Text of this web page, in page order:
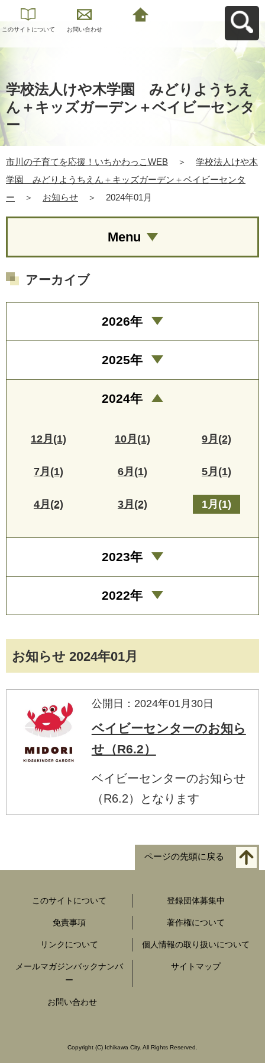
このサイトについて お問い合わせ
学校法人けや木学園 みどりようちえ
ん＋キッズガーデン＋ベイビーセンタ
ー
市川の子育てを応援！いちかわっこWEB ＞
学校法人けや木
学園 みどりようちえん＋キッズガーデン＋ベイビーセンタ
ー
＞ お知らせ ＞ 2024年01月
お知らせ 2024年01月
公開日：2024年01月30日
ベイビーセンターのお知ら
せ（R6.2）
ベイビーセンターのお知らせ
（R6.2）となります
Menu
アーカイブ
2026年
2025年
2024年
12月(1) 10月(1) 9月(2)
7月(1) 6月(1) 5月(1)
4月(2) 3月(2) 1月(1)
2023年
2022年
ページの先頭に戻る
このサイトについて 登録団体募集中
免責事項 著作権について
リンクについて 個人情報の取り扱いについて
メールマガジンバックナンバ
ー
サイトマップ
お問い合わせ
Copyright (C) Ichikawa City. All Rights Reserved.